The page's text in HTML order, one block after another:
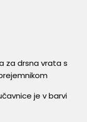
za drsna vrata s
je v barvi